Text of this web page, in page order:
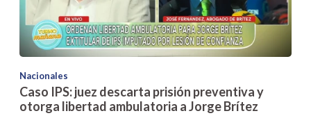
Nacionales
Caso IPS: juez descarta prisión preventiva y
otorga libertad ambulatoria a Jorge Brítez